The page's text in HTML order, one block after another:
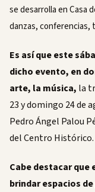
se desarrolla en Casa
danzas, conferencias,
Es así que este
dicho evento, en
arte, la música, la
23 y domingo 24 de
Pedro Ángel Palou
del Centro Histórico.
Cabe destacar que
brindar espacios